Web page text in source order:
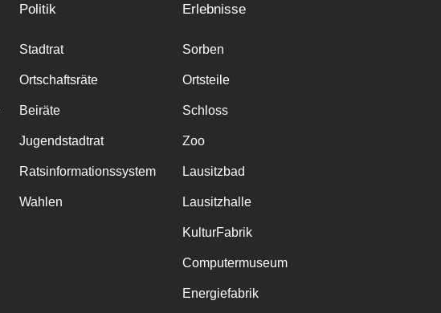
Politik
Stadtrat
Ortschaftsräte
Beiräte
Jugendstadtrat
Ratsinformationssystem
Wahlen
Erlebnisse
Sorben
Ortsteile
Schloss
Zoo
Lausitzbad
Lausitzhalle
KulturFabrik
Computermuseum
Energiefabrik